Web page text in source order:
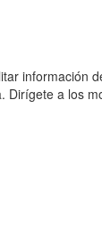
información
Dirígete a los